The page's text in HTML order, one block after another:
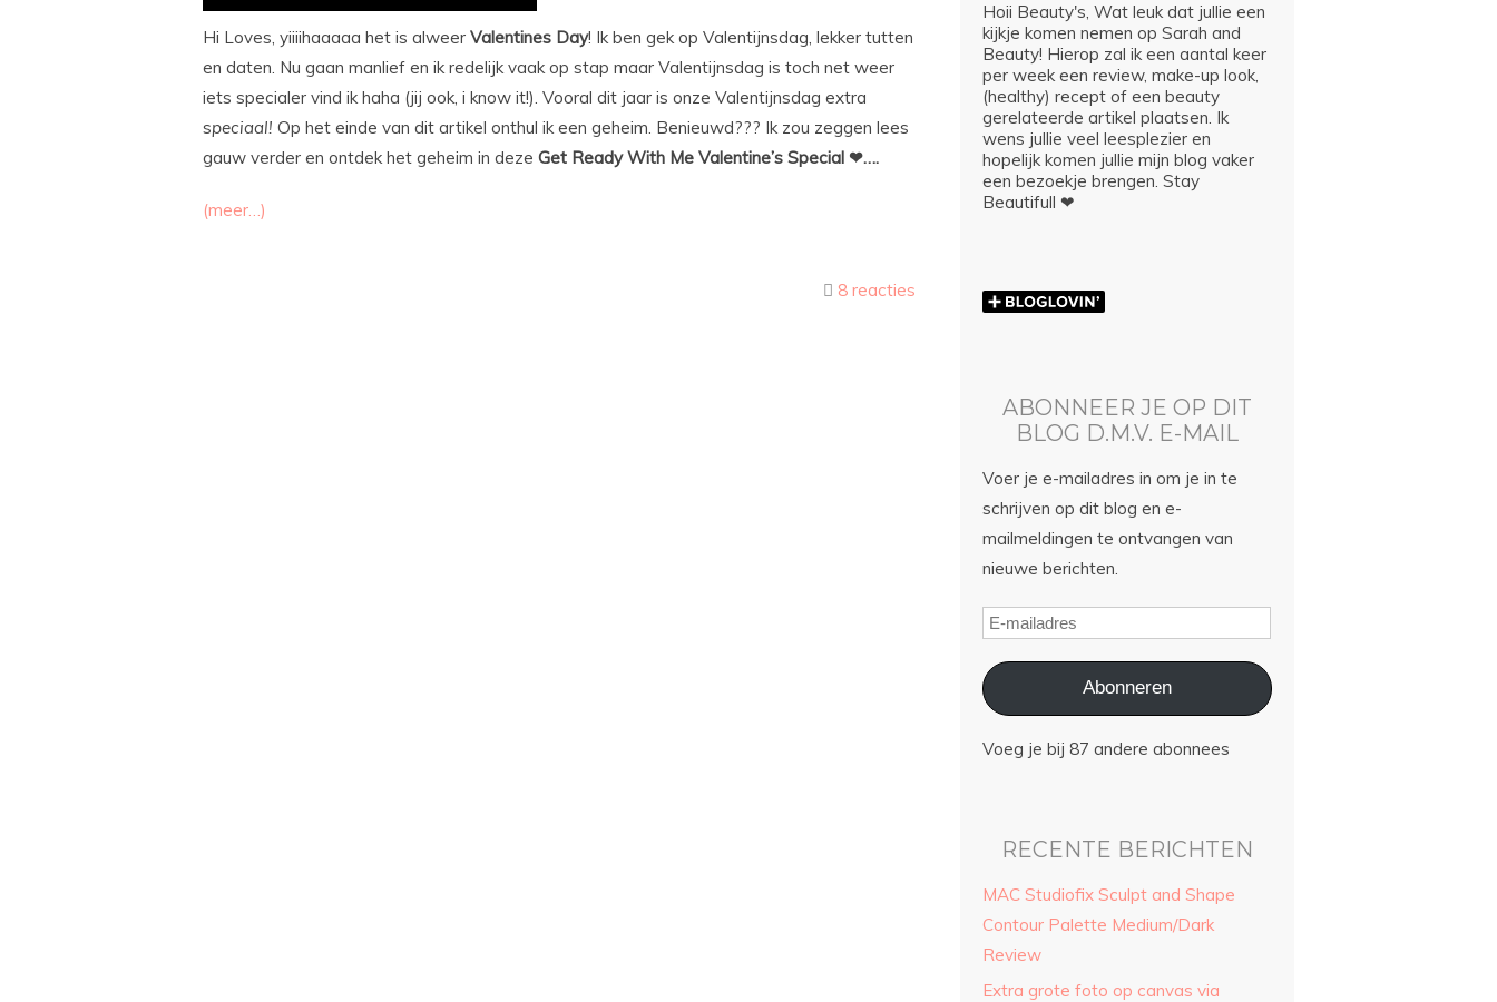
Hi Loves, yiiiihaaaaa het is alweer Valentines Day! Ik ben gek op Valentijnsdag, lekker tutten
en daten. Nu gaan manlief en ik redelijk vaak op stap maar Valentijnsdag is toch net weer
iets specialer vind ik haha (jij ook, i know it!). Vooral dit jaar is onze Valentijnsdag extra
speciaal! Op het einde van dit artikel onthul ik een geheim. Benieuwd??? Ik zou zeggen lees
gauw verder en ontdek het geheim in deze Get Ready With Me Valentine’s Special ❤….
(meer…)
8 reacties
Hoii Beauty's, Wat leuk dat jullie een
kijkje komen nemen op Sarah and
Beauty! Hierop zal ik een aantal keer
per week een review, make-up look,
(healthy) recept of een beauty
gerelateerde artikel plaatsen. Ik
wens jullie veel leesplezier en
hopelijk komen jullie mijn blog vaker
een bezoekje brengen. Stay
Beautifull ❤
ABONNEER JE OP DIT
BLOG D.M.V. E-MAIL
Voer je e-mailadres in om je in te
schrijven op dit blog en e-
mailmeldingen te ontvangen van
nieuwe berichten.
Abonneren
Voeg je bij 87 andere abonnees
RECENTE BERICHTEN
MAC Studiofix Sculpt and Shape
Contour Palette Medium/Dark
Review
Extra grote foto op canvas via